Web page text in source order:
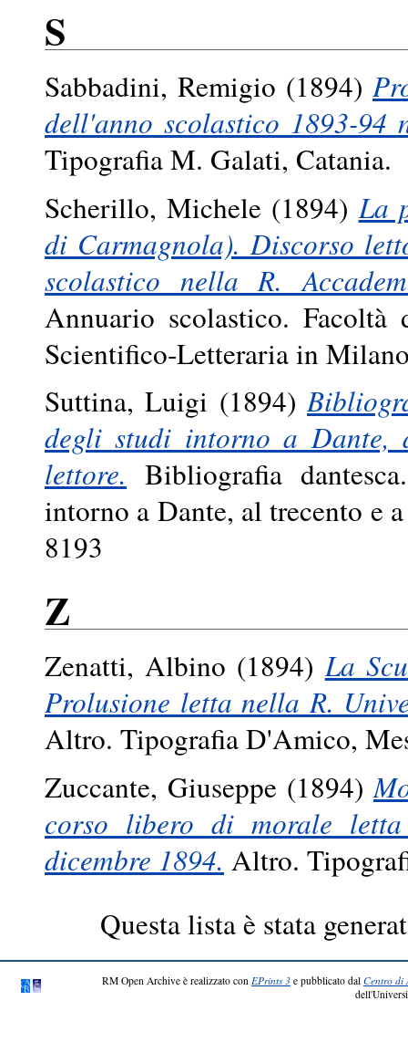
S
Sabbadini, Remigio (1894)
dell'anno scolastico 1893-
Tipografia M. Galati, Catania.
Scherillo, Michele (1894)La
di Carmagnola). Discorso
scolastico nella R.
Annuario scolastico.
Scientifico-Letteraria in
Suttina, Luigi (1894)
degli studi intorno a Dante,
lettore. Bibliografia
intorno a Dante, al trecento e
8193
Z
Zenatti, Albino (1894)La
Prolusione letta nella R.
Altro. Tipografia D'Amico,
Zuccante, Giuseppe (1894)
corso libero di morale
dicembre 1894. Altro.
Questa lista è stata
RM Open Archive è realizzato con EPrints 3 e pubblicato dal Centro di